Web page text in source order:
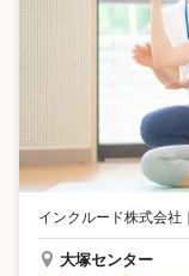
インクルード株式会社
大塚センター